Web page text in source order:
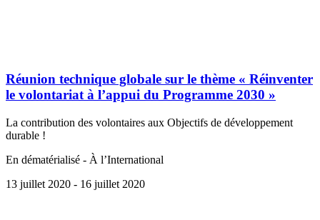
Réunion technique globale sur le thème « Réinventer
le volontariat à l’appui du Programme 2030 »
La contribution des volontaires aux Objectifs de développement
durable !
En dématérialisé - À l’International
13 juillet 2020 - 16 juillet 2020